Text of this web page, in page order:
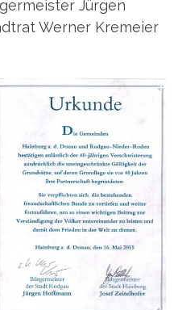
Jürgen
Werner Kremeier